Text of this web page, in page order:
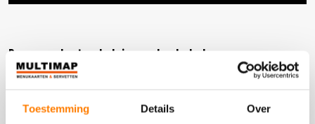
Toestemming Details Over
Deze producten heb je eerder bekeken
DOOS 600 STUKS